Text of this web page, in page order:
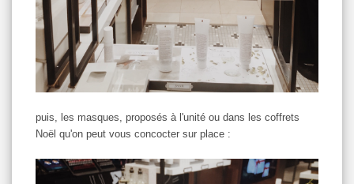
puis, les masques, proposés à l'unité ou dans les coffrets
Noël qu'on peut vous concocter sur place :